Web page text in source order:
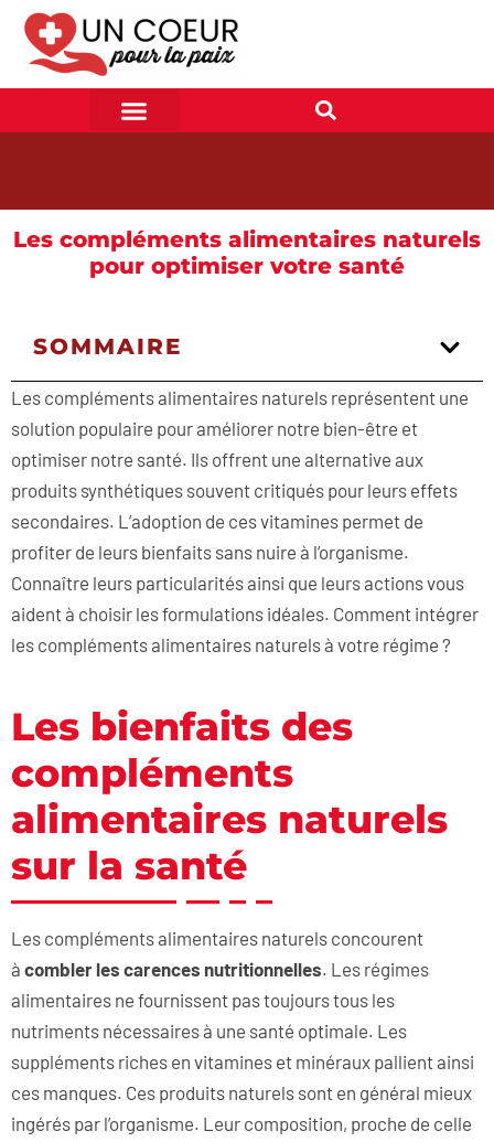
Les compléments alimentaires naturels
pour optimiser votre santé
SOMMAIRE
Les compléments alimentaires naturels représentent une
solution populaire pour améliorer notre bien-être et
optimiser notre santé. Ils offrent une alternative aux
produits synthétiques souvent critiqués pour leurs effets
secondaires. L’adoption de ces vitamines permet de
profiter de leurs bienfaits sans nuire à l’organisme.
Connaître leurs particularités ainsi que leurs actions vous
aident à choisir les formulations idéales. Comment intégrer
les compléments alimentaires naturels à votre régime ?
Les bienfaits des
compléments
alimentaires naturels
sur la santé
Les compléments alimentaires naturels concourent
à combler les carences nutritionnelles. Les régimes
alimentaires ne fournissent pas toujours tous les
nutriments nécessaires à une santé optimale. Les
suppléments riches en vitamines et minéraux pallient ainsi
ces manques. Ces produits naturels sont en général mieux
ingérés par l’organisme. Leur composition, proche de celle